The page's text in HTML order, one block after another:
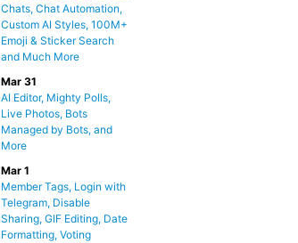
Chats, Chat Automation,
Custom AI Styles, 100M+
Emoji & Sticker Search
and Much More
Mar 31
AI Editor, Mighty Polls,
Live Photos, Bots
Managed by Bots, and
More
Mar 1
Member Tags, Login with
Telegram, Disable
Sharing, GIF Editing, Date
Formatting, Voting